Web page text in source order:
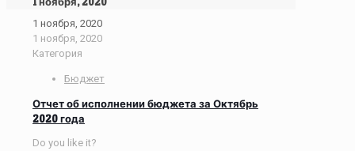
1 ноября, 2020
1 ноября, 2020
Категория
Бюджет
Отчет об исполнении бюджета за Октябрь
2020 года
Do you like it?